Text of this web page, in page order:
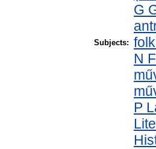
Subjects:
G
N
P